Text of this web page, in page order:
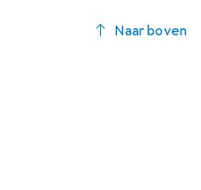
Naar boven